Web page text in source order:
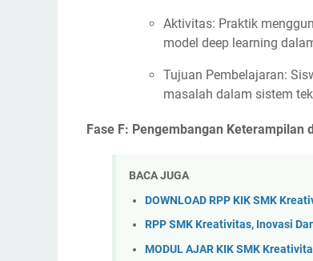
Aktivitas: Praktik
model deep learning
Tujuan Pembelajaran:
masalah dalam sistem
Fase F: Pengembangan Keterampilan
BACA JUGA
DOWNLOAD RPP KIK SMK
RPP SMK Kreativitas, Inovasi
MODUL AJAR KIK SMK